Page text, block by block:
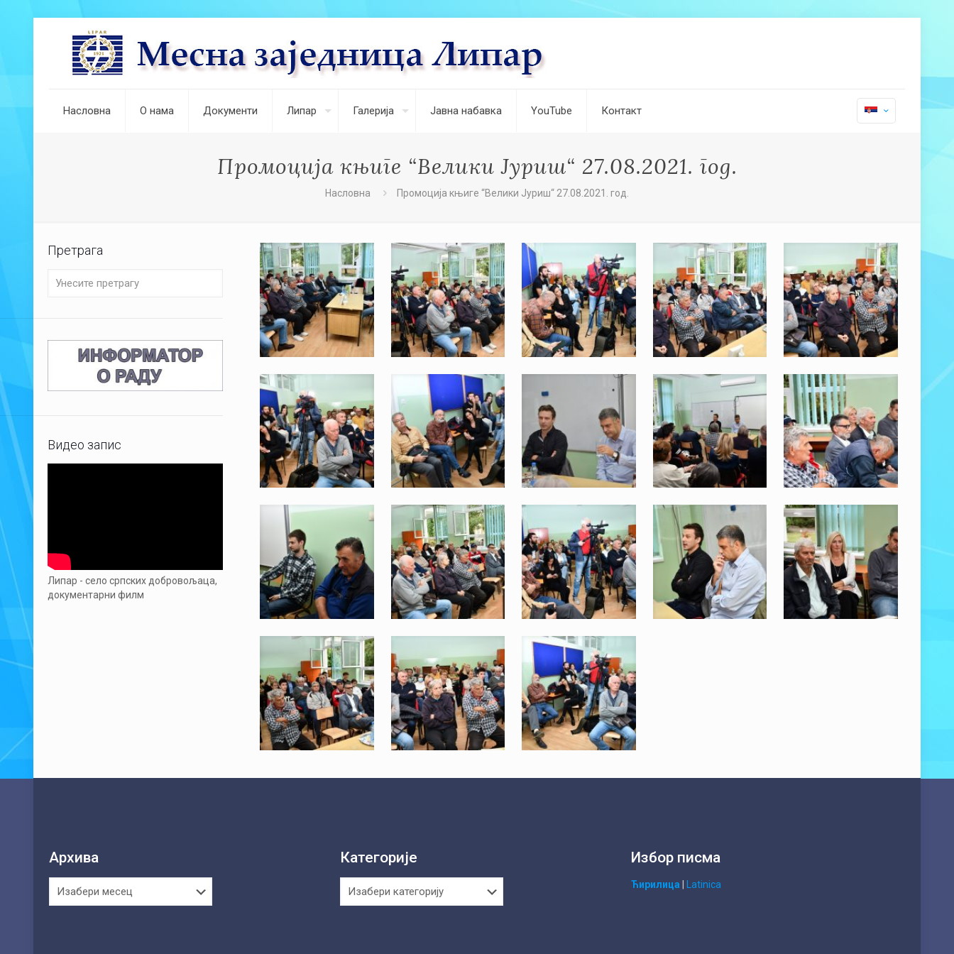
Насловна О нама Документи Липар Галерија Јавна набавка YouTube Контакт
Промоција књиге “Велики Јуриш“ 27.08.2021. год.
Насловна Промоција књиге “Велики Јуриш“ 27.08.2021. год.
Претрага
Видео запис
Липар - село српских добровољаца,
документарни филм
Архива Категорије Избор писма
Ћирилица | Latinica